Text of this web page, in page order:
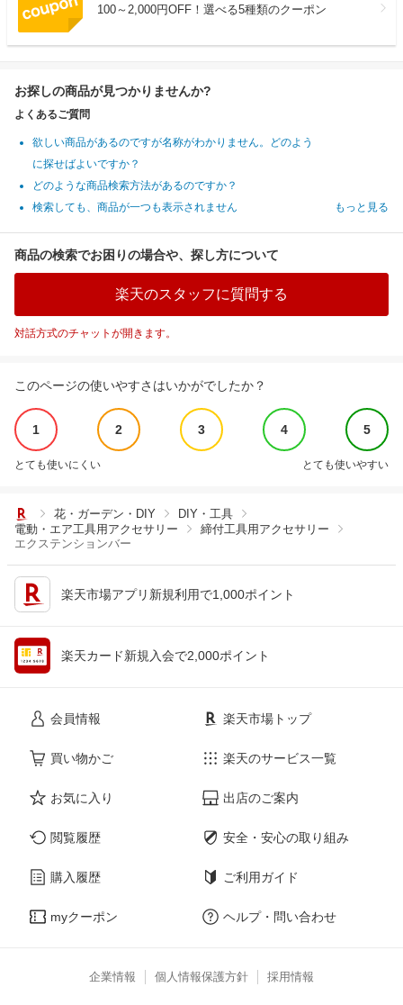
100～2,000円OFF！選べる5種類のクーポン
お探しの商品が見つかりませんか?
よくあるご質問
欲しい商品があるのですが名称がわかりません。どのよう
に探せばよいですか？
どのような商品検索方法があるのですか？
検索しても、商品が一つも表示されません
もっと見る
商品の検索でお困りの場合や、探し方について
楽天のスタッフに質問する
対話方式のチャットが開きます。
このページの使いやすさはいかがでしたか？
1 2 3 4 5
とても使いにくい とても使いやすい
花・ガーデン・DIY
DIY・工具
電動・エア工具用アクセサリー
締付工具用アクセサリー
エクステンションバー
楽天市場アプリ新規利用で1,000ポイント
楽天カード新規入会で2,000ポイント
会員情報
買い物かご
お気に入り
閲覧履歴
購入履歴
myクーポン
楽天市場トップ
楽天のサービス一覧
出店のご案内
安全・安心の取り組み
ご利用ガイド
ヘルプ・問い合わせ
企業情報 個人情報保護方針 採用情報